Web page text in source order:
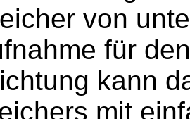
von
für
kann
mit